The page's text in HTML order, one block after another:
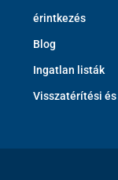
érintkezés
Blog
Ingatlan listák
Visszatérítési